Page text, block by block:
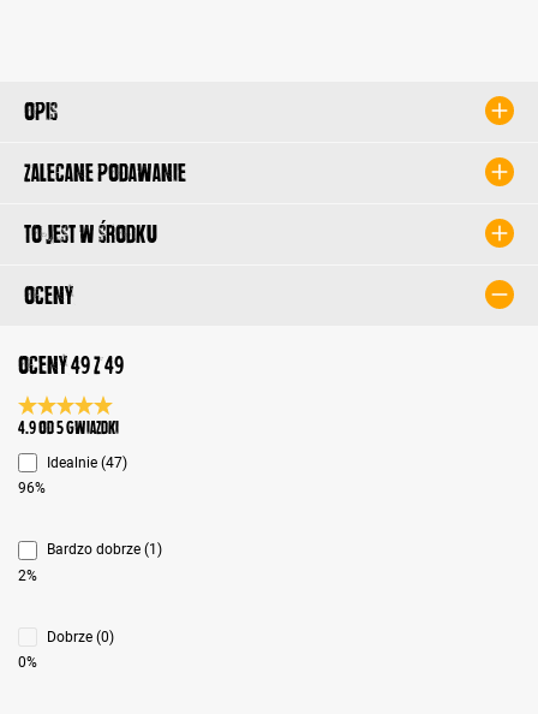
Opis
Zalecane podawanie
To jest w środku
Oceny
Oceny 49 z 49
Średnia ocena 4.9 z 5 gwiazdek
4.9 od 5 Gwiazdki
Idealnie (47)
96%
Bardzo dobrze (1)
2%
Dobrze (0)
0%